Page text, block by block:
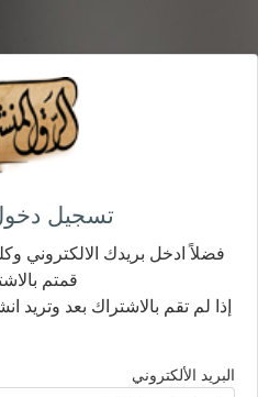
تسجيل
فضلاً ادخل بريدك الالكتروني
قمتم
إذا لم تقم بالاشتراك بعد
البريد الألكتروني